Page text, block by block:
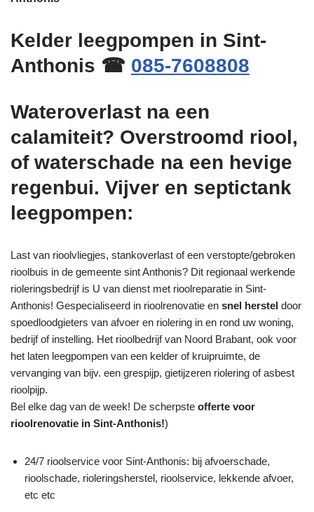
Kelder leegpompen in Sint-
Anthonis ☎ 085-7608808
Wateroverlast na een
calamiteit? Overstroomd riool,
of waterschade na een hevige
regenbui. Vijver en septictank
leegpompen:
Last van rioolvliegjes, stankoverlast of een verstopte/gebroken
rioolbuis in de gemeente sint Anthonis? Dit regionaal werkende
rioleringsbedrijf is U van dienst met rioolreparatie in Sint-
Anthonis! Gespecialiseerd in rioolrenovatie en snel herstel door
spoedloodgieters van afvoer en riolering in en rond uw woning,
bedrijf of instelling. Het rioolbedrijf van Noord Brabant, ook voor
het laten leegpompen van een kelder of kruipruimte, de
vervanging van bijv. een grespijp, gietijzeren riolering of asbest
rioolpijp.
Bel elke dag van de week! De scherpste offerte voor
rioolrenovatie in Sint-Anthonis!)
24/7 rioolservice voor Sint-Anthonis: bij afvoerschade,
rioolschade, rioleringsherstel, rioolservice, lekkende afvoer,
etc etc